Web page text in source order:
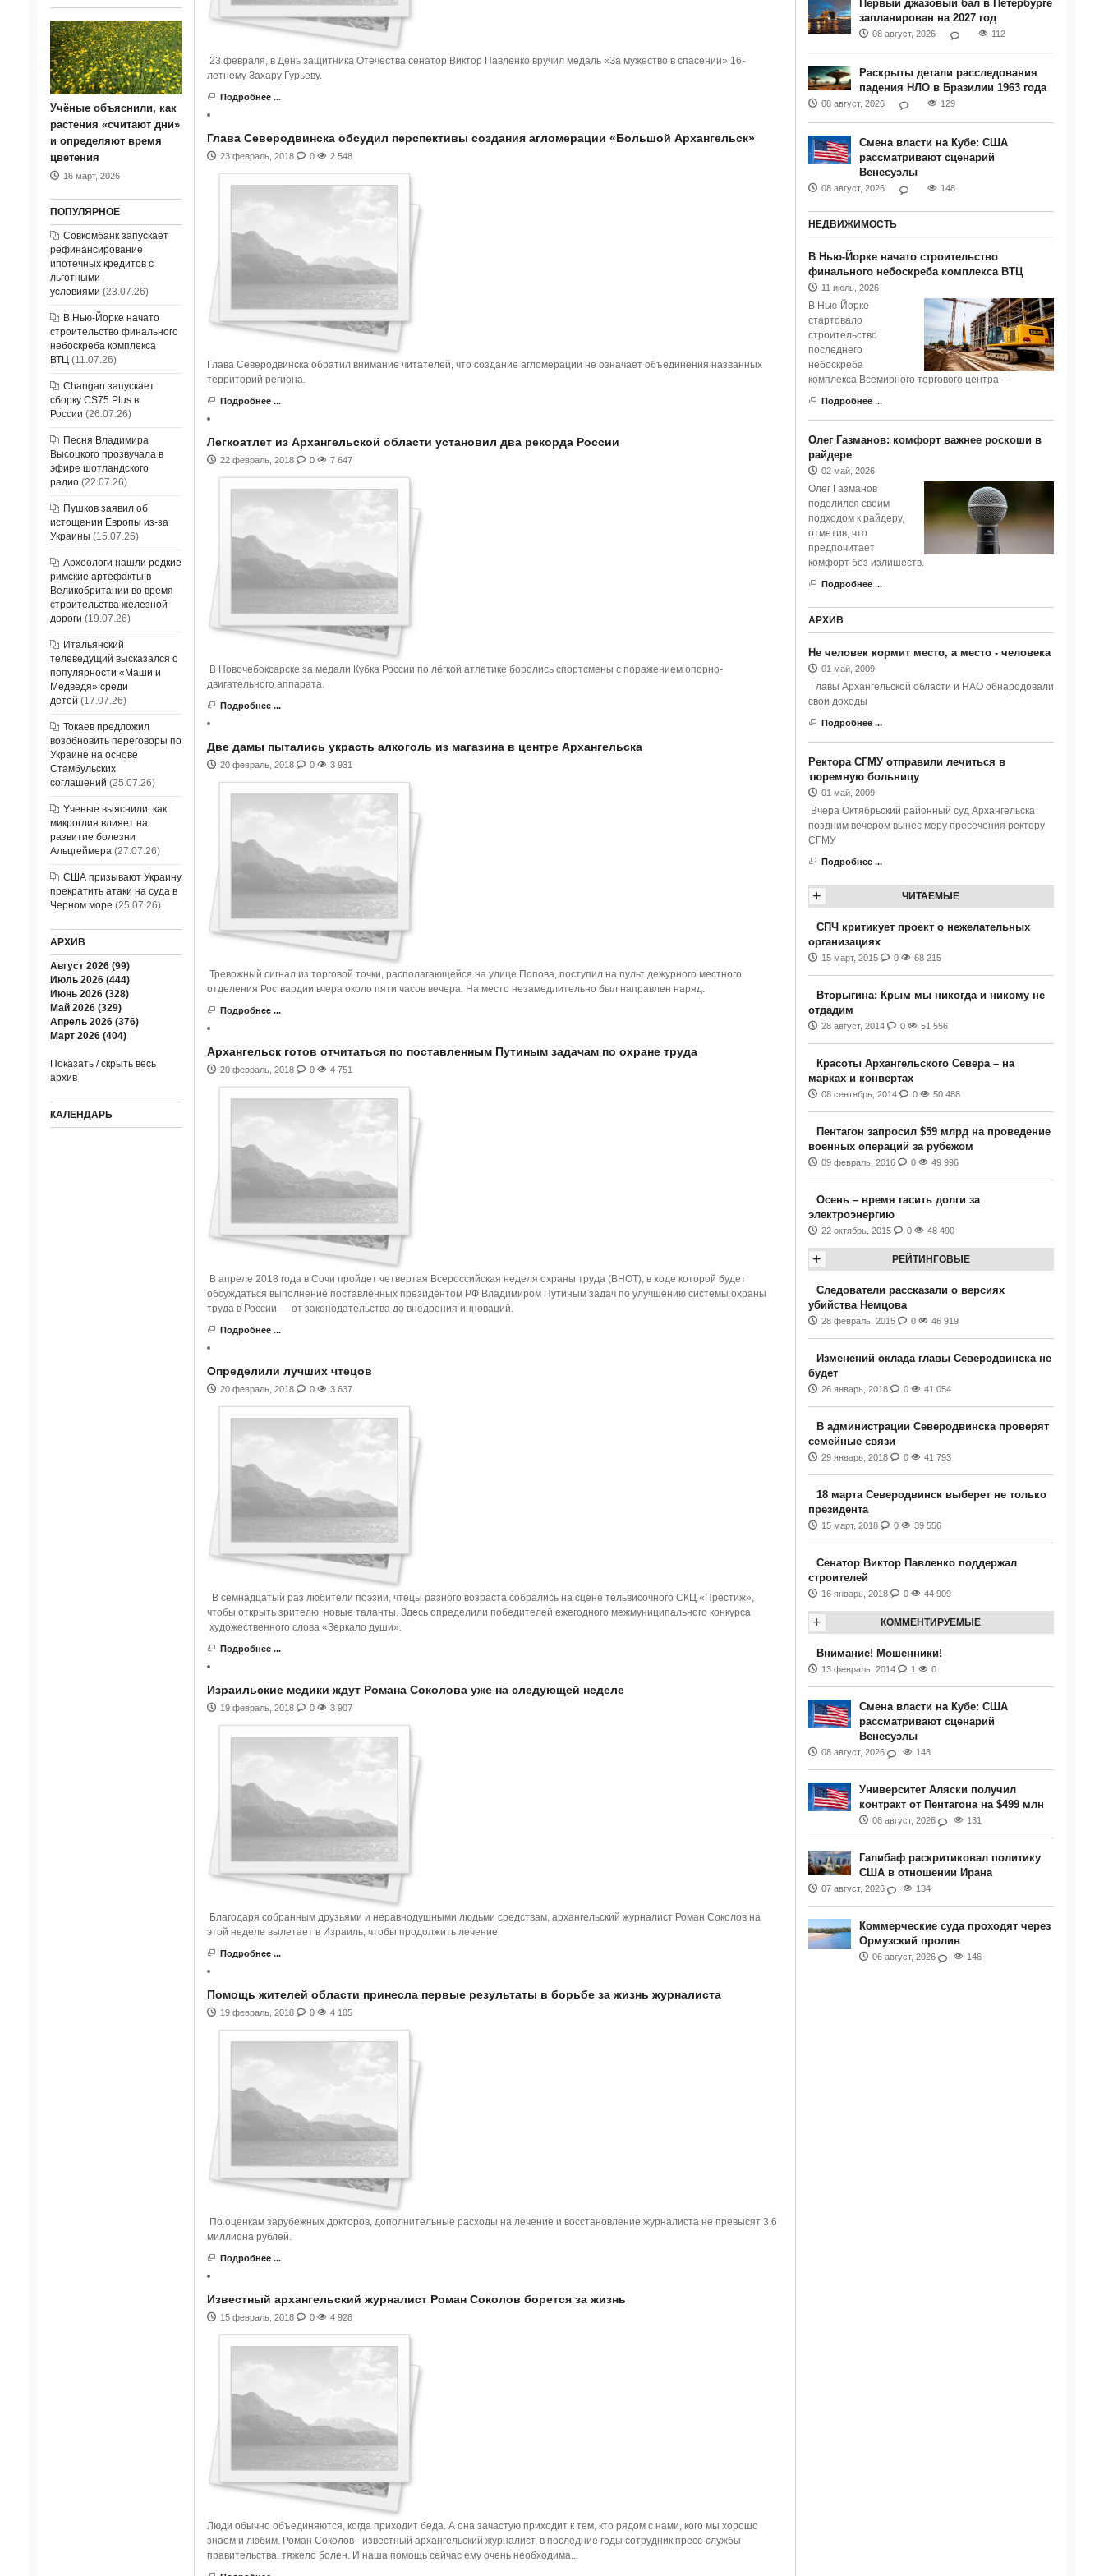
23 февраля, в День защитника Отечества сенатор Виктор Павленко вручил медаль «За мужество в спасении» 16-
летнему Захару Гурьеву.
Подробнее ...
Глава Северодвинска обсудил перспективы создания агломерации «Большой Архангельск»
23 февраль, 2018 0 2 548
Глава Северодвинска обратил внимание читателей, что создание агломерации не означает объединения названных
территорий региона.
Подробнее ...
Легкоатлет из Архангельской области установил два рекорда России
22 февраль, 2018 0 7 647
В Новочебоксарске за медали Кубка России по лёгкой атлетике боролись спортсмены с поражением опорно-
двигательного аппарата.
Подробнее ...
Две дамы пытались украсть алкоголь из магазина в центре Архангельска
20 февраль, 2018 0 3 931
Тревожный сигнал из торговой точки, располагающейся на улице Попова, поступил на пульт дежурного местного
отделения Росгвардии вчера около пяти часов вечера. На место незамедлительно был направлен наряд.
Подробнее ...
Архангельск готов отчитаться по поставленным Путиным задачам по охране труда
20 февраль, 2018 0 4 751
В апреле 2018 года в Сочи пройдет четвертая Всероссийская неделя охраны труда (ВНОТ), в ходе которой будет
обсуждаться выполнение поставленных президентом РФ Владимиром Путиным задач по улучшению системы охраны
труда в России — от законодательства до внедрения инноваций.
Подробнее ...
Определили лучших чтецов
20 февраль, 2018 0 3 637
В семнадцатый раз любители поэзии, чтецы разного возраста собрались на сцене тельвисочного СКЦ «Престиж»,
чтобы открыть зрителю новые таланты. Здесь определили победителей ежегодного межмуниципального конкурса
художественного слова «Зеркало души».
Подробнее ...
Израильские медики ждут Романа Соколова уже на следующей неделе
19 февраль, 2018 0 3 907
Благодаря собранным друзьями и неравнодушными людьми средствам, архангельский журналист Роман Соколов на
этой неделе вылетает в Израиль, чтобы продолжить лечение.
Подробнее ...
Помощь жителей области принесла первые результаты в борьбе за жизнь журналиста
19 февраль, 2018 0 4 105
По оценкам зарубежных докторов, дополнительные расходы на лечение и восстановление журналиста не превысят 3,6
миллиона рублей.
Подробнее ...
Известный архангельский журналист Роман Соколов борется за жизнь
15 февраль, 2018 0 4 928
Люди обычно объединяются, когда приходит беда. А она зачастую приходит к тем, кто рядом с нами, кого мы хорошо
знаем и любим. Роман Соколов - известный архангельский журналист, в последние годы сотрудник пресс-службы
правительства, тяжело болен. И наша помощь сейчас ему очень необходима...
Первый джазовый бал в Петербурге
запланирован на 2027 год
08 август, 2026 112
Раскрыты детали расследования
падения НЛО в Бразилии 1963 года
08 август, 2026 129
Смена власти на Кубе: США
рассматривают сценарий
Венесуэлы
08 август, 2026 148
НЕДВИЖИМОСТЬ
В Нью-Йорке начато строительство
финального небоскреба комплекса ВТЦ
11 июль, 2026
В Нью-Йорке
стартовало
строительство
последнего
небоскреба
комплекса Всемирного торгового центра —
Подробнее ...
Олег Газманов: комфорт важнее роскоши в
райдере
02 май, 2026
Олег Газманов
поделился своим
подходом к райдеру,
отметив, что
предпочитает
комфорт без излишеств.
Подробнее ...
АРХИВ
Не человек кормит место, а место - человека
01 май, 2009
Главы Архангельской области и НАО обнародовали
свои доходы
Подробнее ...
Ректора СГМУ отправили лечиться в
тюремную больницу
01 май, 2009
Вчера Октябрьский районный суд Архангельска
поздним вечером вынес меру пресечения ректору
СГМУ
Подробнее ...
ЧИТАЕМЫЕ
+
СПЧ критикует проект о нежелательных
организациях
15 март, 2015 0 68 215
Вторыгина: Крым мы никогда и никому не
отдадим
28 август, 2014 0 51 556
Красоты Архангельского Севера – на
марках и конвертах
08 сентябрь, 2014 0 50 488
Пентагон запросил $59 млрд на проведение
военных операций за рубежом
09 февраль, 2016 0 49 996
Осень – время гасить долги за
электроэнергию
22 октябрь, 2015 0 48 490
РЕЙТИНГОВЫЕ
+
Следователи рассказали о версиях
убийства Немцова
28 февраль, 2015 0 46 919
Изменений оклада главы Северодвинска не
будет
26 январь, 2018 0 41 054
В администрации Северодвинска проверят
семейные связи
29 январь, 2018 0 41 793
18 марта Северодвинск выберет не только
президента
15 март, 2018 0 39 556
Сенатор Виктор Павленко поддержал
строителей
16 январь, 2018 0 44 909
КОММЕНТИРУЕМЫЕ
+
Внимание! Мошенники!
13 февраль, 2014 1 0
Смена власти на Кубе: США
рассматривают сценарий
Венесуэлы
08 август, 2026 148
Университет Аляски получил
контракт от Пентагона на $499 млн
08 август, 2026 131
Галибаф раскритиковал политику
США в отношении Ирана
07 август, 2026 134
Коммерческие суда проходят через
Ормузский пролив
06 август, 2026 146
Учёные объяснили, как
растения «считают дни»
и определяют время
цветения
16 март, 2026
ПОПУЛЯРНОЕ
Совкомбанк запускает
рефинансирование
ипотечных кредитов с
льготными
условиями (23.07.26)
В Нью-Йорке начато
строительство финального
небоскреба комплекса
ВТЦ(11.07.26)
Changan запускает
сборку CS75 Plus в
России (26.07.26)
Песня Владимира
Высоцкого прозвучала в
эфире шотландского
радио(22.07.26)
Пушков заявил об
истощении Европы из-за
Украины (15.07.26)
Археологи нашли редкие
римские артефакты в
Великобритании во время
строительства железной
дороги (19.07.26)
Итальянский
телеведущий высказался о
популярности «Маши и
Медведя» среди
детей (17.07.26)
Токаев предложил
возобновить переговоры по
Украине на основе
Стамбульских
соглашений (25.07.26)
Ученые выяснили, как
микроглия влияет на
развитие болезни
Альцгеймера(27.07.26)
США призывают Украину
прекратить атаки на суда в
Черном море (25.07.26)
АРХИВ
Август 2026 (99)
Июль 2026 (444)
Июнь 2026 (328)
Май 2026 (329)
Апрель 2026 (376)
Март 2026 (404)
Показать / скрыть весь
архив
КАЛЕНДАРЬ